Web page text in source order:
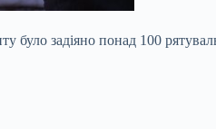
було задіяно понад 100